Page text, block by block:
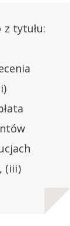
tytułu:
(iii)